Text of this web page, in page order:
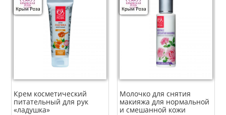
Крем косметический
питательный для рук
«ладушка»
Молочко для снятия
макияжа для нормальной
и смешанной кожи